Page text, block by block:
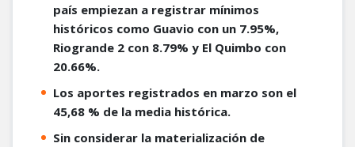
país empiezan a registrar mínimos
históricos como Guavio con un 7.95%,
Riogrande 2 con 8.79% y El Quimbo con
20.66%.
Los aportes registrados en marzo son el
45,68 % de la media histórica.
Sin considerar la materialización de